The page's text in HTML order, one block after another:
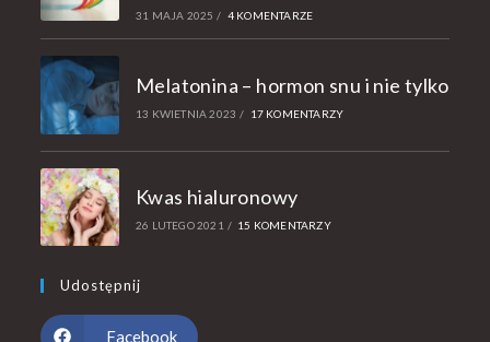
31 MAJA 2025 / 4 KOMENTARZE
Melatonina – hormon snu i nie tylko
13 KWIETNIA 2023 / 17 KOMENTARZY
Kwas hialuronowy
26 LUTEGO 2021 / 15 KOMENTARZY
Udostępnij
Facebook